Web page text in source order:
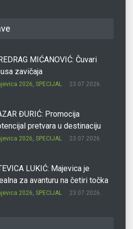
MIĆANOVIĆ: Čuvari
zavičaja
2026, SPECIJAL 23.07.2026.
ĐURIĆ: Promocija
pretvara u destinaciju
2026, SPECIJAL 23.07.2026.
LUKIĆ: Majevica je
za avanturu na četiri točka
2026, SPECIJAL 23.07.2026.